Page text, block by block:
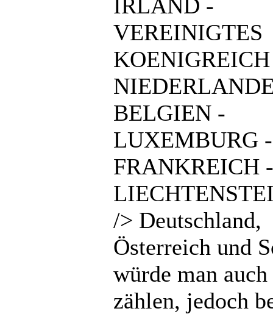
IRLAND -
VEREINIGTES
BELGIEN -
LUXEMBURG -
FRANKREICH -
/> Deutschland,
Österreich und
würde man auch
zählen, jedoch